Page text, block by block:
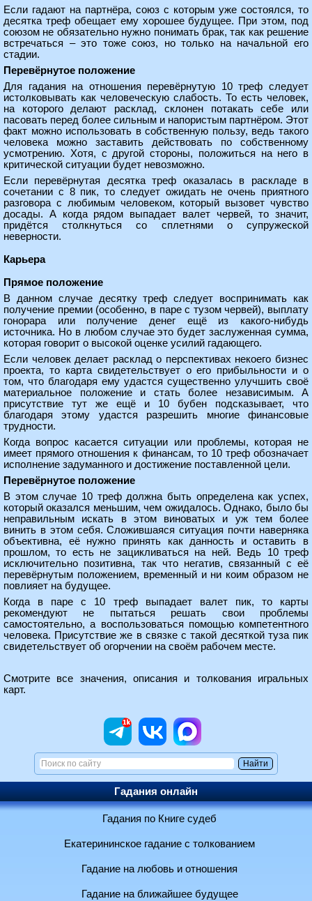
Если гадают на партнёра, союз с которым уже состоялся, то
десятка треф обещает ему хорошее будущее. При этом, под
союзом не обязательно нужно понимать брак, так как решение
встречаться – это тоже союз, но только на начальной его
стадии.
Перевёрнутое положение
Для гадания на отношения перевёрнутую 10 треф следует
истолковывать как человеческую слабость. То есть человек,
на которого делают расклад, склонен потакать себе или
пасовать перед более сильным и напористым партнёром. Этот
факт можно использовать в собственную пользу, ведь такого
человека можно заставить действовать по собственному
усмотрению. Хотя, с другой стороны, положиться на него в
критической ситуации будет невозможно.
Если перевёрнутая десятка треф оказалась в раскладе в
сочетании с 8 пик, то следует ожидать не очень приятного
разговора с любимым человеком, который вызовет чувство
досады. А когда рядом выпадает валет червей, то значит,
придётся столкнуться со сплетнями о супружеской
неверности.
Карьера
Прямое положение
В данном случае десятку треф следует воспринимать как
получение премии (особенно, в паре с тузом червей), выплату
гонорара или получение денег ещё из какого-нибудь
источника. Но в любом случае это будет заслуженная сумма,
которая говорит о высокой оценке усилий гадающего.
Если человек делает расклад о перспективах некоего бизнес
проекта, то карта свидетельствует о его прибыльности и о
том, что благодаря ему удастся существенно улучшить своё
материальное положение и стать более независимым. А
присутствие тут же ещё и 10 бубен подсказывает, что
благодаря этому удастся разрешить многие финансовые
трудности.
Когда вопрос касается ситуации или проблемы, которая не
имеет прямого отношения к финансам, то 10 треф обозначает
исполнение задуманного и достижение поставленной цели.
Перевёрнутое положение
В этом случае 10 треф должна быть определена как успех,
который оказался меньшим, чем ожидалось. Однако, было бы
неправильным искать в этом виноватых и уж тем более
винить в этом себя. Сложившаяся ситуация почти наверняка
объективна, её нужно принять как данность и оставить в
прошлом, то есть не зацикливаться на ней. Ведь 10 треф
исключительно позитивна, так что негатив, связанный с её
перевёрнутым положением, временный и ни коим образом не
повлияет на будущее.
Когда в паре с 10 треф выпадает валет пик, то карты
рекомендуют не пытаться решать свои проблемы
самостоятельно, а воспользоваться помощью компетентного
человека. Присутствие же в связке с такой десяткой туза пик
свидетельствует об огорчении на своём рабочем месте.
Смотрите все значения, описания и толкования игральных
карт.
Гадания онлайн
Гадания по Книге судеб
Екатерининское гадание с толкованием
Гадание на любовь и отношения
Гадание на ближайшее будущее